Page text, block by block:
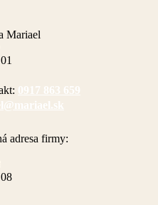
Mariael
0917 863 659
adresa firmy: